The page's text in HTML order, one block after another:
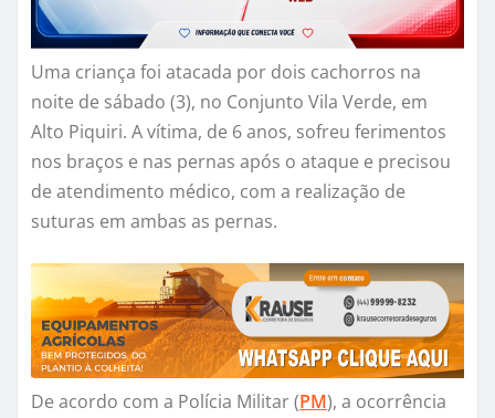
Uma criança foi atacada por dois cachorros na
noite de sábado (3), no Conjunto Vila Verde, em
Alto Piquiri. A vítima, de 6 anos, sofreu ferimentos
nos braços e nas pernas após o ataque e precisou
de atendimento médico, com a realização de
suturas em ambas as pernas.
De acordo com a Polícia Militar (PM), a ocorrência